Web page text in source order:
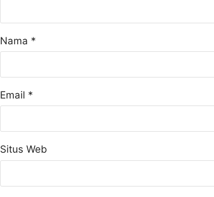
Nama *
Email *
Situs Web